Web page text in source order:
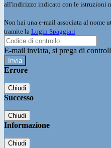
all'indirizzo indicato con le istruzioni
Non hai una e-mail associata al nome
tramite la Login Spaggiari
E-mail inviata, si prega di
Errore
Chiudi
Successo
Chiudi
Informazione
Chiudi